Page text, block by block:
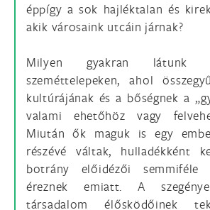
éppígy a sok hajléktalan és
akik városaink utcáin járnak?
Milyen gyakran látunk
szeméttelepeken, ahol
kultúrájának és a bőségnek a
valami ehetőhöz vagy
Miután ők maguk is egy
részévé váltak, hulladékként
botrány előidézői semmiféle
éreznek emiatt. A
társadalom élősködőinek